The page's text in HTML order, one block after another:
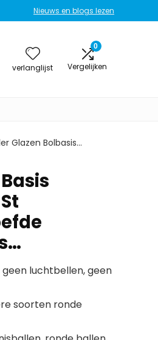
Nieuws en blogs lezen
verlanglijst
0
Vergelijken
Glazen Bolbasis…
luchtbellen, geen
soorten ronde